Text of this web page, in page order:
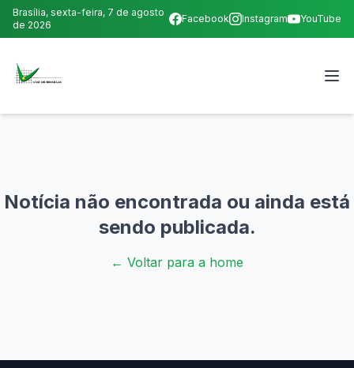
Brasília, sexta-feira, 7 de agosto
de 2026
Facebook Instagram YouTube
Notícia não encontrada ou ainda está
sendo publicada.
← Voltar para a home